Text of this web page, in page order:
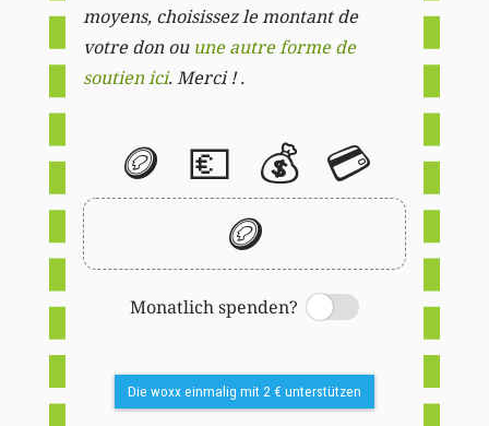
moyens, choisissez le montant de
votre don ou une autre forme de
soutien ici. Merci ! .
🪙 💶 💰 💳
🪙
Monatlich spenden?
Switch
Die woxx einmalig mit 2 € unterstützen